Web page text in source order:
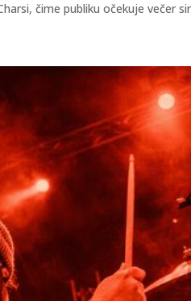
čime publiku očekuje večer